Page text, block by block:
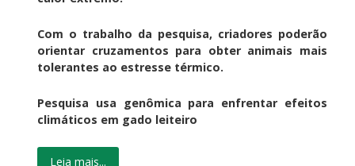
Com o trabalho da pesquisa, criadores poderão
orientar cruzamentos para obter animais mais
tolerantes ao estresse térmico.
Pesquisa usa genômica para enfrentar efeitos
climáticos em gado leiteiro
Leia mais...